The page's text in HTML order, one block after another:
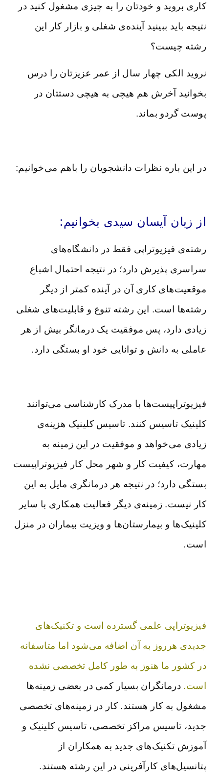
کاری بروید و خودتان را به چیزی مشغول کنید در
نتیجه باید ببینید آینده‌ی شغلی و بازار کار این
رشته چیست؟
نروید الکی چهار سال از عمر عزیزتان را درس
بخوانید آخرش هم هیچی به هیچی دستتان در
پوست گردو بماند.
در این باره نظرات دانشجویان را باهم می‌خوانیم:
از زبان آیسان سیدی بخوانیم:
رشته‌ی فیزیوتراپی فقط در دانشگاه‌های
سراسری پذیرش دارد؛ در نتیجه احتمال اشباع
موقعیت‌های کاری آن در آینده کمتر از دیگر
رشته‌ها است. این رشته تنوع و قابلیت‌های شغلی
زیادی دارد، پس موفقیت یک درمانگر بیش از هر
عاملی به دانش و توانایی خود او بستگی دارد.
فیزیوتراپیست‌ها با مدرک کارشناسی می‌توانند
کلینیک تاسیس کنند. تاسیس کلینیک هزینه‌ی
زیادی می‌خواهد و موفقیت در این زمینه به
مهارت، کیفیت کار و شهر محل کار فیزیوتراپیست
بستگی دارد؛ در نتیجه هر درمانگری مایل به این
کار نیست. زمینه‌ی دیگر فعالیت همکاری با سایر
کلینیک‌ها و بیمارستان‌ها و ویزیت بیماران در منزل
است.
فیزیوتراپی علمی گسترده است و تکنیک‌های
جدیدی هرروز به آن اضافه می‌شود اما متاسفانه
در کشور ما هنوز به طور کامل تخصصی نشده
است. درمانگران بسیار کمی در بعضی زمینه‌ها
مشغول به کار هستند. کار در زمینه‌های تخصصی
جدید، تاسیس مراکز تخصصی، تاسیس کلینیک و
آموزش‌ تکنیک‌های جدید به همکاران از
پتانسیل‌های کارآفرینی در این رشته هستند.